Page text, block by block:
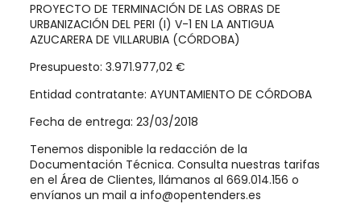
PROYECTO DE TERMINACIÓN DE LAS OBRAS DE
URBANIZACIÓN DEL PERI (I) V-1 EN LA ANTIGUA
AZUCARERA DE VILLARUBIA (CÓRDOBA)
Presupuesto: 3.971.977,02 €
Entidad contratante: AYUNTAMIENTO DE CÓRDOBA
Fecha de entrega: 23/03/2018
Tenemos disponible la redacción de la
Documentación Técnica. Consulta nuestras tarifas
en el Área de Clientes, llámanos al 669.014.156 o
envíanos un mail a info@opentenders.es